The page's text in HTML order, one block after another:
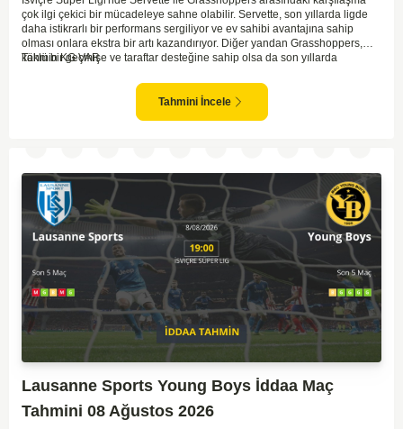
çok ilgi çekici bir mücadeleye sahne olabilir. Servette, son yıllarda ligde
daha istikrarlı bir performans sergiliyor ve ev sahibi avantajına sahip
olması onlara ekstra bir artı kazandırıyor. Diğer yandan Grasshoppers,
köklü bir geçmişe ve taraftar desteğine sahip olsa da son yıllarda
genellikle maçlarda gol yollarında etkili olurken, Grasshoppers savunma
anlamında zaman zaman sorunlar yaşayabiliyor. Bu durumda,
karşılaşmanın gollü geçmesi muhtemel gözüküyor. İki takımın oyun tarzını
Tahmin KG VAR
Tahmini İncele
Lausanne Sports Young Boys İddaa Maç
Tahmini 08 Ağustos 2026